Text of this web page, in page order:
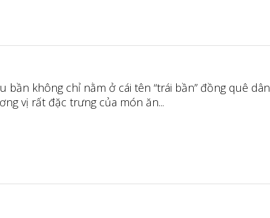
bần không chỉ nằm ở cái tên “trái bần” đồng quê dân
vị rất đặc trưng của món ăn...